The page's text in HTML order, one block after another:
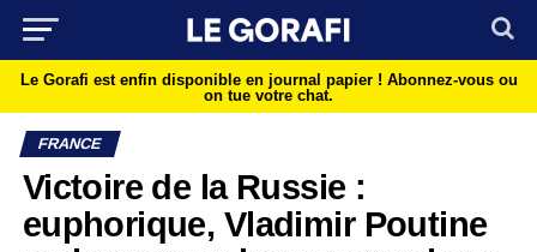
Le Gorafi est enfin disponible en journal papier ! Abonnez-vous ou
on tue votre chat.
FRANCE
Victoire de la Russie :
euphorique, Vladimir Poutine